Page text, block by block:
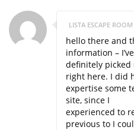
LISTA ESCAPE ROOM
hello there and
information – I’ve
definitely
right here. I did
expertise some
site, since I
experienced to
previous to I